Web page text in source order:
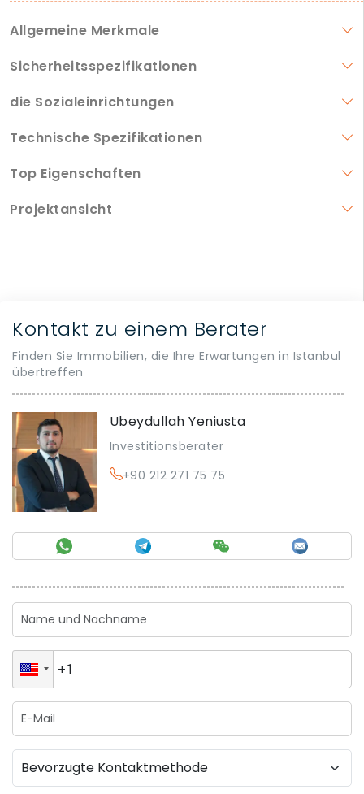
Allgemeine Merkmale
Sicherheitsspezifikationen
die Sozialeinrichtungen
Technische Spezifikationen
Top Eigenschaften
Projektansicht
Kontakt zu einem Berater
Finden Sie Immobilien, die Ihre Erwartungen in Istanbul
übertreffen
Ubeydullah Yeniusta
Investitionsberater
+90 212 271 75 75